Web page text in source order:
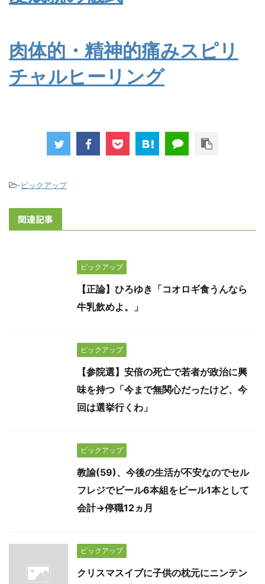
肉体的・精神的痛みスピリ
チャルヒーリング
-ピックアップ
関連記事
ピックアップ
【正論】ひろゆき「コオロギ食うんなら
牛乳飲めよ。」
ピックアップ
【参院選】安倍の死亡で若者が政治に興
味を持つ「今まで無関心だったけど、今
回は選挙行くわ」
ピックアップ
教諭(59)、今後の生活が不安なのでセル
フレジでビール6本組をビール1本として
会計→停職12ヵ月
ピックアップ
クリスマスイブに子供の枕元にニンテン